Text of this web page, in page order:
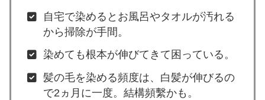
自宅で染めるとお風呂やタオルが汚れる
から掃除が手間。
染めても根本が伸びてきて困っている。
髪の毛を染める頻度は、白髪が伸びるの
で2ヵ月に一度。結構頻繫かも。